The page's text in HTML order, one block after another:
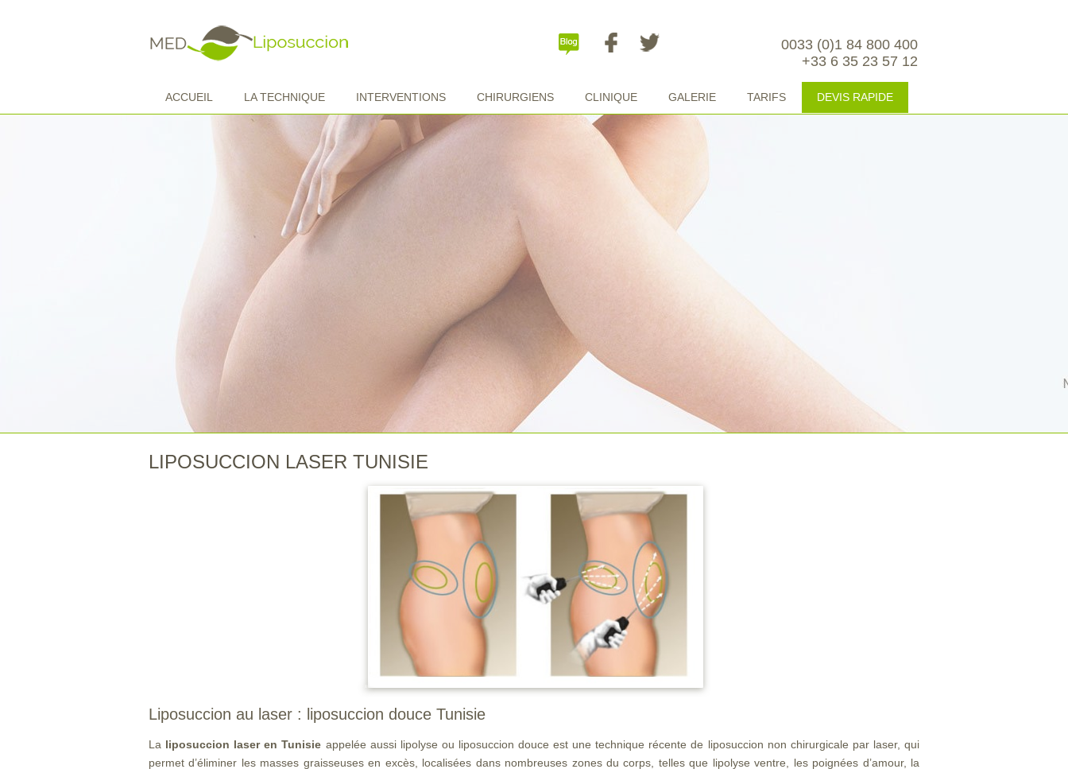
0033 (0)1 84 800 400
+33 6 35 23 57 12
ACCUEIL LA TECHNIQUE INTERVENTIONS CHIRURGIENS CLINIQUE GALERIE TARIFS DEVIS RAPIDE
LIPOSUCCION LASER TUNISIE
Liposuccion au laser : liposuccion douce Tunisie
La liposuccion laser en Tunisie appelée aussi lipolyse ou liposuccion douce est une technique récente de liposuccion non chirurgicale par laser, qui
permet d’éliminer les masses graisseuses en excès, localisées dans nombreuses zones du corps, telles que lipolyse ventre, les poignées d’amour, la